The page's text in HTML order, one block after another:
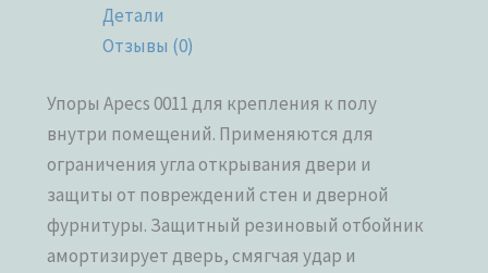
Детали
Отзывы (0)
Упоры Apecs 0011 для крепления к полу
внутри помещений. Применяются для
ограничения угла открывания двери и
защиты от повреждений стен и дверной
фурнитуры. Защитный резиновый отбойник
амортизирует дверь, смягчая удар и